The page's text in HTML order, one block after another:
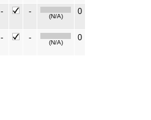
- -
(N/A)
0
- -
(N/A)
0